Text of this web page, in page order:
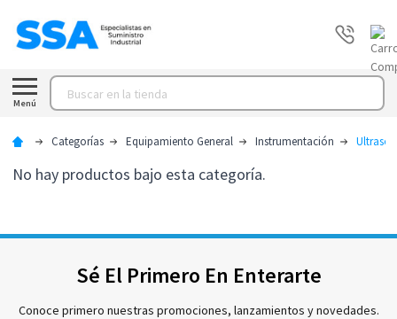
Menú
Buscar
Categorías Equipamiento General Instrumentación
No hay productos bajo esta categoría.
Sé El Primero En Enterarte
Conoce primero nuestras promociones, lanzamientos y novedades.